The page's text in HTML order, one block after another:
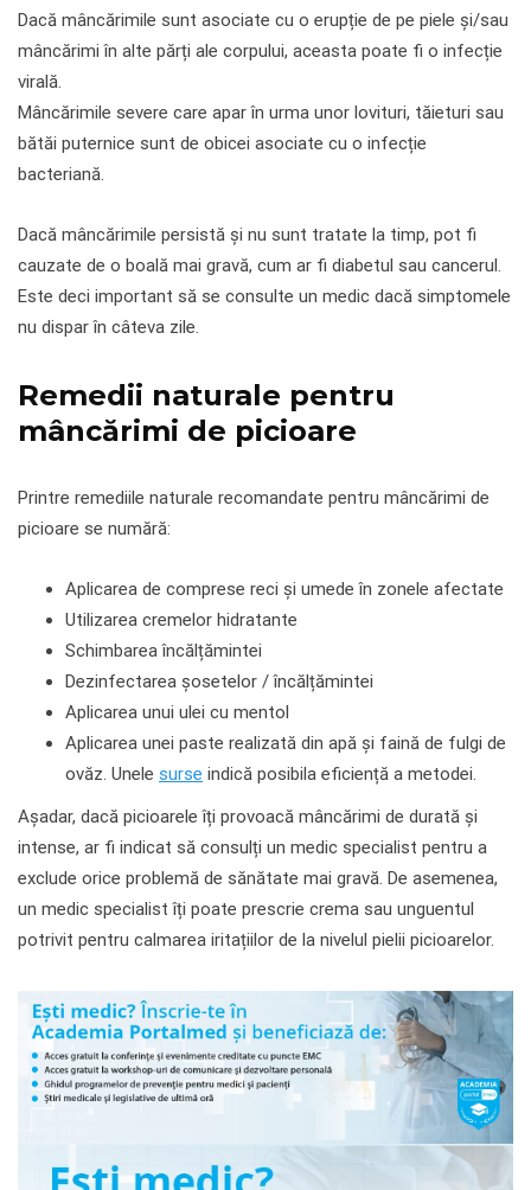
Dacă mâncărimile sunt asociate cu o erupție de pe piele și/sau
mâncărimi în alte părți ale corpului, aceasta poate fi o infecție
virală.
Mâncărimile severe care apar în urma unor lovituri, tăieturi sau
bătăi puternice sunt de obicei asociate cu o infecție
bacteriană.
Dacă mâncărimile persistă și nu sunt tratate la timp, pot fi
cauzate de o boală mai gravă, cum ar fi diabetul sau cancerul.
Este deci important să se consulte un medic dacă simptomele
nu dispar în câteva zile.
Remedii naturale pentru
mâncărimi de picioare
Printre remediile naturale recomandate pentru mâncărimi de
picioare se numără:
Aplicarea de comprese reci și umede în zonele afectate
Utilizarea cremelor hidratante
Schimbarea încălțămintei
Dezinfectarea șosetelor / încălțămintei
Aplicarea unui ulei cu mentol
Aplicarea unei paste realizată din apă și faină de fulgi de
ovăz. Unele surse indică posibila eficiență a metodei.
Așadar, dacă picioarele îți provoacă mâncărimi de durată și
intense, ar fi indicat să consulți un medic specialist pentru a
exclude orice problemă de sănătate mai gravă. De asemenea,
un medic specialist îți poate prescrie crema sau unguentul
potrivit pentru calmarea iritațiilor de la nivelul pielii picioarelor.